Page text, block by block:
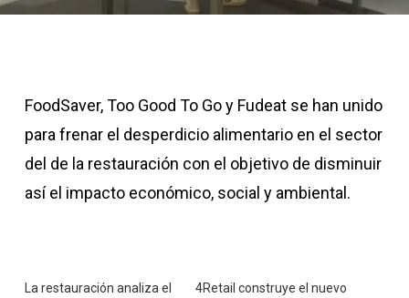
FoodSaver, Too Good To Go y Fudeat se han unido
para frenar el desperdicio alimentario en el sector
del de la restauración con el objetivo de disminuir
así el impacto económico, social y ambiental.
La restauración analiza el
4Retail construye el nuevo